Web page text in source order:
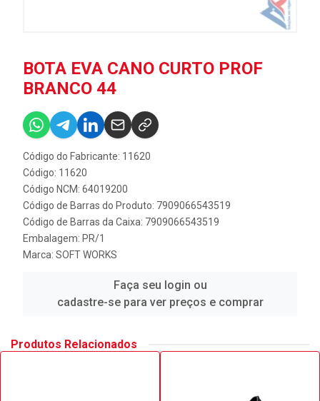
BOTA EVA CANO CURTO PROF
BRANCO 44
Código do Fabricante: 11620
Código: 11620
Código NCM: 64019200
Código de Barras do Produto: 7909066543519
Código de Barras da Caixa: 7909066543519
Embalagem: PR/1
Marca: SOFT WORKS
Faça seu login ou
cadastre-se para ver preços e comprar
Produtos Relacionados